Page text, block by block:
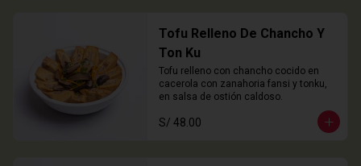
Tofu Relleno De Chancho Y
Ton Ku
Tofu relleno con chancho cocido en
cacerola con zanahoria fansi y tonku,
en salsa de ostión caldoso.
S/ 48.00